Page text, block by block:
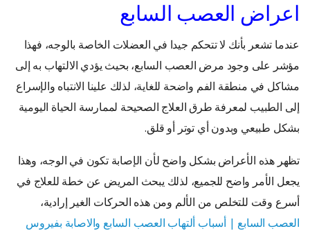
اعراض العصب السابع
عندما تشعر بأنك لا تتحكم جيدا في العضلات الخاصة بالوجه، فهذا
مؤشر على وجود مرض العصب السابع، بحيث يؤدي الالتهاب به إلى
مشاكل في منطقة الفم واضحة للغاية، لذلك علينا الانتباه والإسراع
إلى الطبيب لمعرفة طرق العلاج الصحيحة لممارسة الحياة اليومية
بشكل طبيعي وبدون أي توتر أو قلق.
تظهر هذه الأعراض بشكل واضح لأن الإصابة تكون في الوجه، وهذا
يجعل الأمر واضح للجميع، لذلك يبحث المريض عن خطة للعلاج في
أسرع وقت للتخلص من الألم ومن هذه الحركات الغير إرادية،
العصب السابع | أسباب ألتهاب العصب السابع والاصابة بفيروس